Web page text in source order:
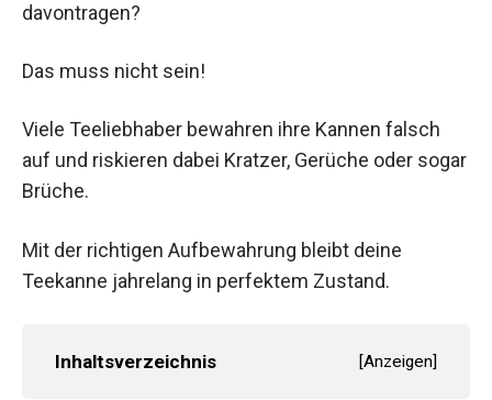
davontragen?
Das muss nicht sein!
Viele Teeliebhaber bewahren ihre Kannen falsch
auf und riskieren dabei Kratzer, Gerüche oder sogar
Brüche.
Mit der richtigen Aufbewahrung bleibt deine
Teekanne jahrelang in perfektem Zustand.
Inhaltsverzeichnis [Anzeigen]